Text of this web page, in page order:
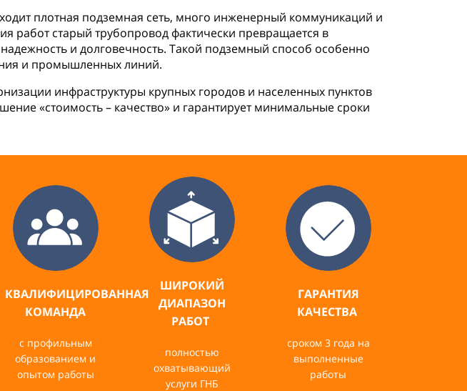
плотная подземная сеть, много инженерный коммуникаций и
работ старый трубопровод фактически превращается в
и долговечность. Такой подземный способ особенно
и промышленных линий.
инфраструктуры крупных городов и населенных пунктов
«стоимость – качество» и гарантирует минимальные сроки
КВАЛИФИЦИРОВАННАЯ
КОМАНДА
с профильным
образованием и
опытом работы
ШИРОКИЙ
ДИАПАЗОН
РАБОТ
полностью
охватывающий
услуги ГНБ
ГАРАНТИЯ
КАЧЕСТВА
сроком 3 года на
выполненные
работы